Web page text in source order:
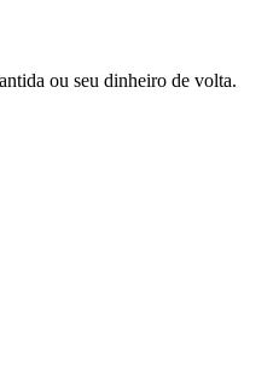
ou seu dinheiro de volta.